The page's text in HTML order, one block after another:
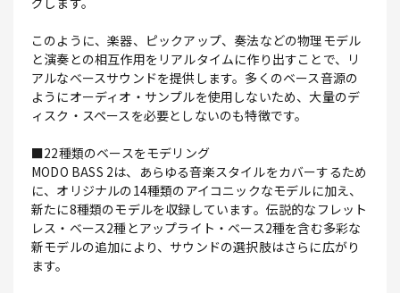
このように、楽器、ピックアップ、奏法などの物理モデル
と演奏との相互作用をリアルタイムに作り出すことで、リ
アルなベースサウンドを提供します。多くのベース音源の
ようにオーディオ・サンプルを使用しないため、大量のデ
ィスク・スペースを必要としないのも特徴です。
■22種類のベースをモデリング
MODO BASS 2は、あらゆる音楽スタイルをカバーするため
に、オリジナルの14種類のアイコニックなモデルに加え、
新たに8種類のモデルを収録しています。伝説的なフレット
レス・ベース2種とアップライト・ベース2種を含む多彩な
新モデルの追加により、サウンドの選択肢はさらに広がり
ます。